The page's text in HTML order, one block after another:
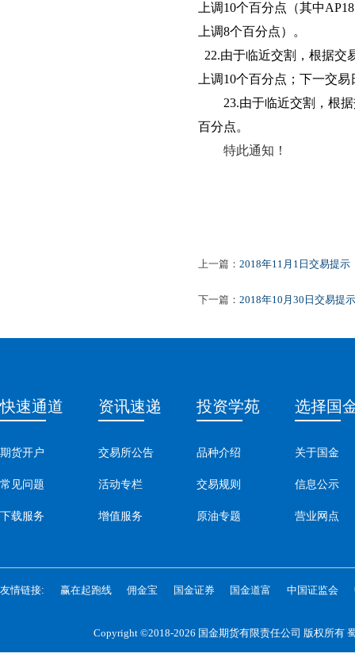
上调10个百分点（其中
上调8个百分点）。
22.由于临近交割，根据交
上调10个百分点；下一交
23.由于临近交割，根
百分点。
特此通知！
上一篇： 2018年11月1日交易提示
下一篇： 2018年10月30日交易提示
快速通道
期货开户
常见问题
下载服务
资讯速递
交易所公告
活动专栏
增值服务
投资学苑
品种介绍
交易规则
原油专题
选择国
关于国金
信息公示
营业网点
友情链接: 赢在起跑线 佣金宝 国金证券 国金道富 中国证监会
Copyright ©2018-2026 国金期货有限责任公司 版权所有